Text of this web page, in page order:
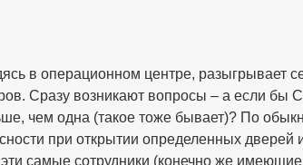
в операционном центре, разыгрывает
Сразу возникают вопросы – а если
чем одна (такое тоже бывает)? По
при открытии определенных
самые сотрудники (конечно же